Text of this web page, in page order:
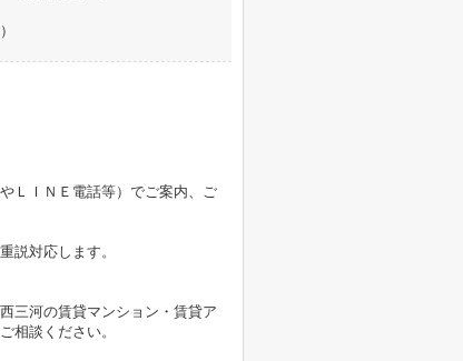
ＬＩＮＥ電話等）でご案内、ご
説対応します。
三河の賃貸マンション・賃貸ア
相談ください。